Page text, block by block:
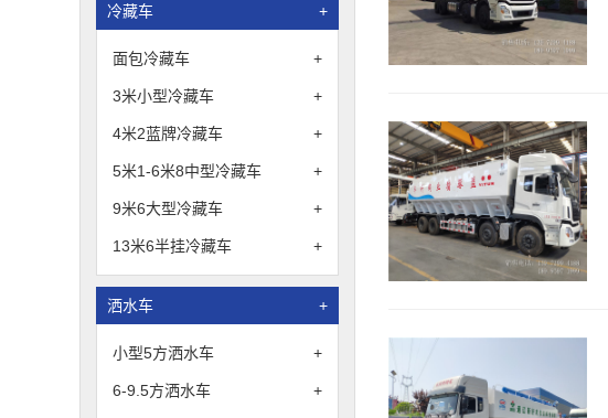
冷藏车 +
面包冷藏车 +
3米小型冷藏车 +
4米2蓝牌冷藏车 +
5米1-6米8中型冷藏车 +
9米6大型冷藏车 +
13米6半挂冷藏车 +
洒水车 +
小型5方洒水车 +
6-9.5方洒水车 +